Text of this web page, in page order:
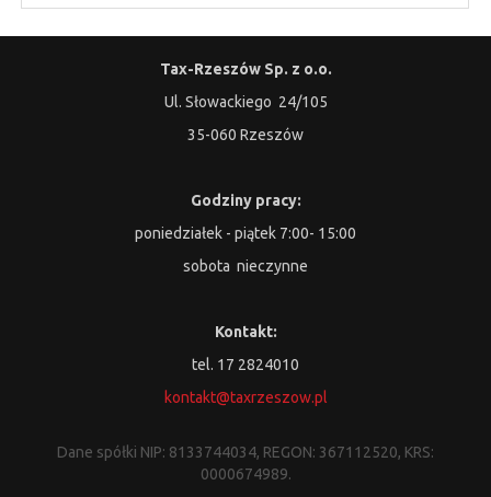
Tax-Rzeszów Sp. z o.o.
Ul. Słowackiego 24/105
35-060 Rzeszów
Godziny pracy:
poniedziałek - piątek 7:00- 15:00
sobota nieczynne
Kontakt:
tel. 17 2824010
kontakt@taxrzeszow.pl
Dane spółki NIP: 8133744034, REGON: 367112520, KRS:
0000674989.